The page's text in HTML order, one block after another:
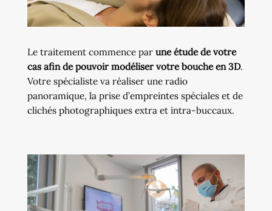
Le traitement commence par une étude de votre
cas afin de pouvoir modéliser votre bouche en 3D.
Votre spécialiste va réaliser une radio
panoramique, la prise d’empreintes spéciales et de
clichés photographiques extra et intra-buccaux.